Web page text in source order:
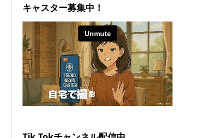
キャスター募集中！